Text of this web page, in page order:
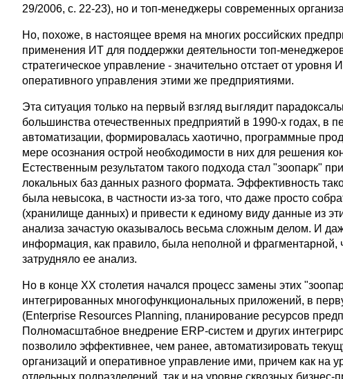
29/2006, с. 22-23), но и топ-менеджеры современных
Но, похоже, в настоящее время на многих российских
применения ИТ для поддержки деятельности топ-
стратегическое управление - значительно отстает от уровня
оперативного управления этими же предприятиями.
Эта ситуация только на первый взгляд выглядит
большинства отечественных предприятий в 1990-х годах, в
автоматизации, формировалась хаотично, программные
мере осознания острой необходимости в них для решения
Естественным результатом такого подхода стал "зоопарк"
локальных баз данных разного формата. Эффективность
была невысока, в частности из-за того, что даже просто
(хранилище данных) и привести к единому виду данные из
анализа зачастую оказывалось весьма сложным делом. И
информация, как правило, была неполной и фрагментарной,
затрудняло ее анализ.
Но в конце ХХ столетия начался процесс замены этих
интегрированных многофункциональных приложений, в
(Enterprise Resources Planning, планирование ресурсов
Полномасштабное внедрение ERP-систем и других
позволило эффективнее, чем ранее, автоматизировать
организаций и оперативное управление ими, причем как на
отдельных подразделений, так и на уровне сквозных бизнес-